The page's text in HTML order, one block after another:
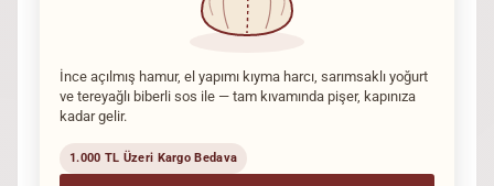
İnce açılmış hamur, el yapımı kıyma harcı, sarımsaklı yoğurt
ve tereyağlı biberli sos ile — tam kıvamında pişer, kapınıza
kadar gelir.
1.000 TL Üzeri Kargo Bedava